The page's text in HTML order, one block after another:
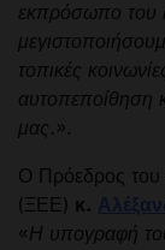
εκπρόσωπο του
τοπικές
αυτοπεποίθηση
μας. ».
Ο Πρόεδρος του
(ΞΕΕ) κ.
«Η υπογραφή